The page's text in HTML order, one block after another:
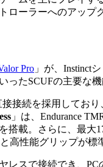
ーラーへのアップ
Pro 」が、Instinct
たSCUFの主要な
接接続を採用してお
」は、Endurance
載。さらに、最
高性能グリップが標
レスで接続でき、